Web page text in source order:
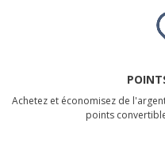
Achetez et économisez de
points